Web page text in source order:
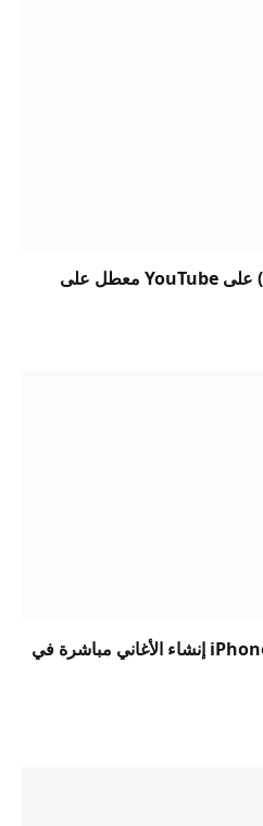
وضع صورة داخل صورة (PiP) على YouTube معطل على
يتيح Suno الآن لمستخدمي iPhone إنشاء الأغاني مباشرة في